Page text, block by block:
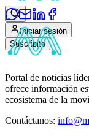
Iniciar sesión
Suscribite
Portal de noticias
ofrece información
ecosistema de la
Contáctanos: